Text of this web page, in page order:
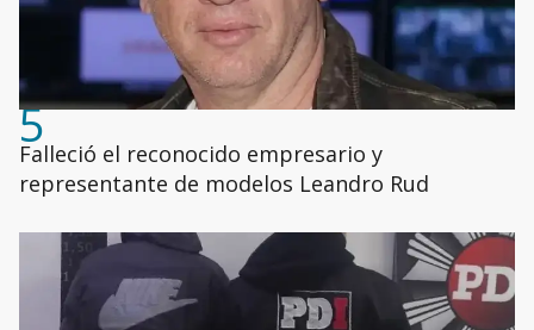
5
Falleció el reconocido empresario y
representante de modelos Leandro Rud